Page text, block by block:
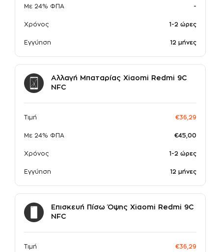
Με 24% ΦΠΑ -
Χρόνος 1-2 ώρες
Εγγύηση 12 μήνες
Αλλαγή Μπαταρίας Xiaomi Redmi 9C
NFC
Τιμή €36,29
Με 24% ΦΠΑ €45,00
Χρόνος 1-2 ώρες
Εγγύηση 12 μήνες
Επισκευή Πίσω Όψης Xiaomi Redmi 9C
NFC
Τιμή €36,29